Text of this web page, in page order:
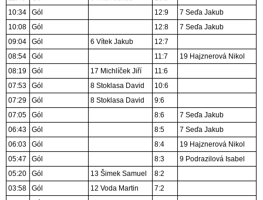
10:34
Gól 12:9
7 Seďa Jakub
10:08
Gól 12:8
7 Seďa Jakub
09:04
Gól 6 Vítek Jakub
12:7
08:54
Gól 11:7
19 Hajznerová Nikol
08:19
Gól 17 Michlíček Jiří
11:6
07:53
Gól 8 Stoklasa David
10:6
07:29
Gól 8 Stoklasa David
9:6
07:05
Gól 8:6
7 Seďa Jakub
06:43
Gól 8:5
7 Seďa Jakub
06:03
Gól 8:4
19 Hajznerová Nikol
05:47
Gól 8:3
9 Podrazilová Isabel
05:20
Gól 13 Šimek Samuel
8:2
03:58
Gól 12 Voda Martin
7:2